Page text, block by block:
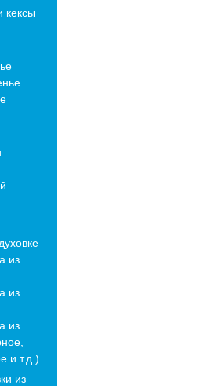
кексы
из
из
из
и т.д.)
из